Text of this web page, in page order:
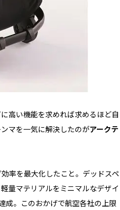
高い機能を求めれば求めるほど自
マを一気に解決したのがアークテ
率を最大化したこと。デッドスペ
量マテリアルをミニマルなデザイ
成。このおかげで航空各社の上限